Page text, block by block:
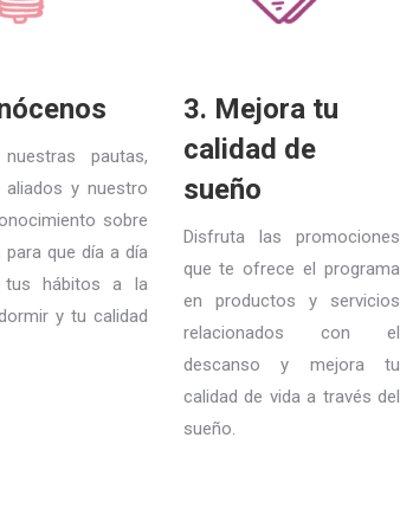
pautas,
aliados y nuestro
sobre
para que día a día
tus hábitos a la
y tu calidad
3. Mejora tu
calidad de
sueño
Disfruta las promociones
que te ofrece el programa
en productos y servicios
relacionados con el
descanso y mejora tu
calidad de vida a través del
sueño.